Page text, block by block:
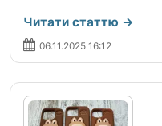
Читати статтю →
06.11.2025 16:12